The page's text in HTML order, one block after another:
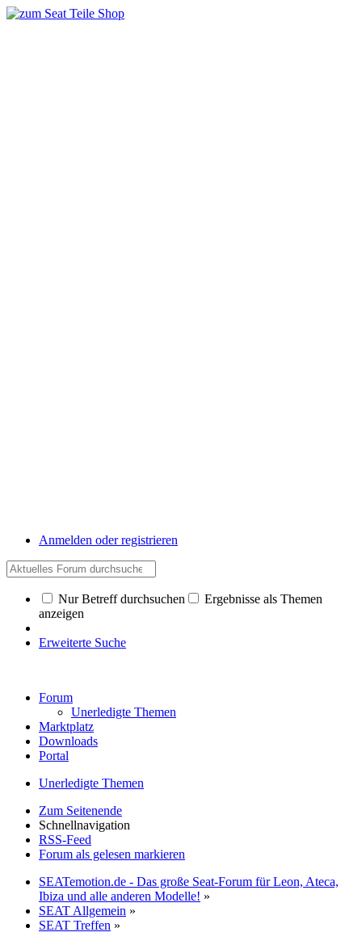
Anmelden oder registrieren
Nur Betreff durchsuchen
Ergebnisse als Themen
anzeigen
Erweiterte Suche
Forum
Unerledigte Themen
Marktplatz
Downloads
Portal
Unerledigte Themen
Zum Seitenende
Schnellnavigation
RSS-Feed
Forum als gelesen markieren
SEATemotion.de - Das große Seat-Forum für Leon, Ateca,
Ibiza und alle anderen Modelle! »
SEAT Allgemein »
SEAT Treffen »